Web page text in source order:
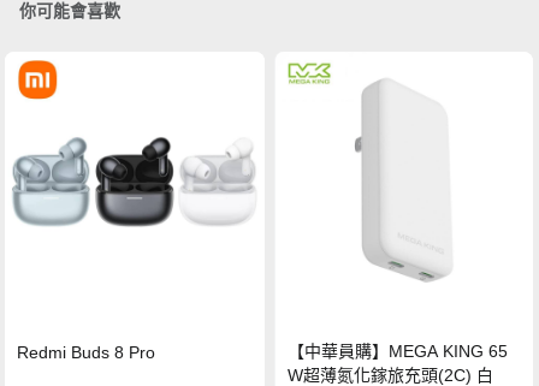
你可能會喜歡
Redmi Buds 8 Pro
【中華員購】MEGA KING 65
W超薄氮化鎵旅充頭(2C) 白